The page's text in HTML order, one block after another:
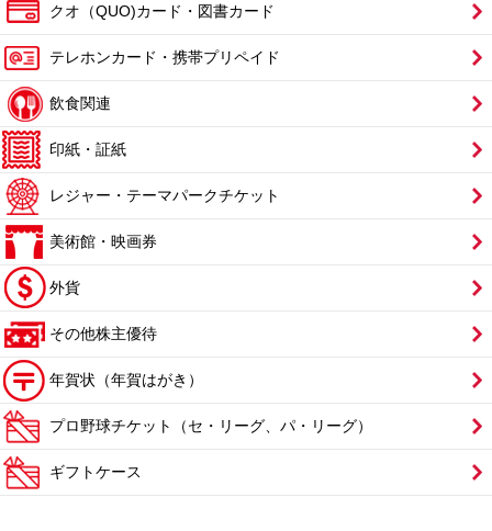
クオ（QUO)カード・図書カード
テレホンカード・携帯プリペイド
飲食関連
印紙・証紙
レジャー・テーマパークチケット
美術館・映画券
外貨
その他株主優待
年賀状（年賀はがき）
プロ野球チケット（セ・リーグ、パ・リーグ）
ギフトケース